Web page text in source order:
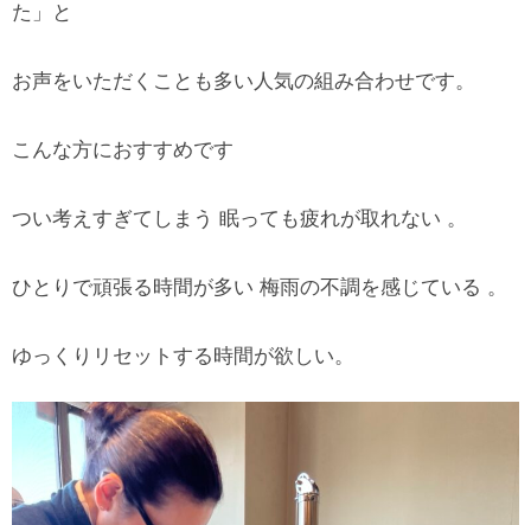
た」と
お声をいただくことも多い人気の組み合わせです。
こんな方におすすめです
つい考えすぎてしまう 眠っても疲れが取れない 。
ひとりで頑張る時間が多い 梅雨の不調を感じている 。
ゆっくりリセットする時間が欲しい。